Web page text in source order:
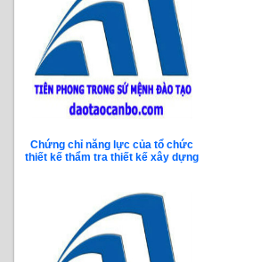
Chứng chỉ năng lực của tổ chức
thiết kế thẩm tra thiết kế xây dựng